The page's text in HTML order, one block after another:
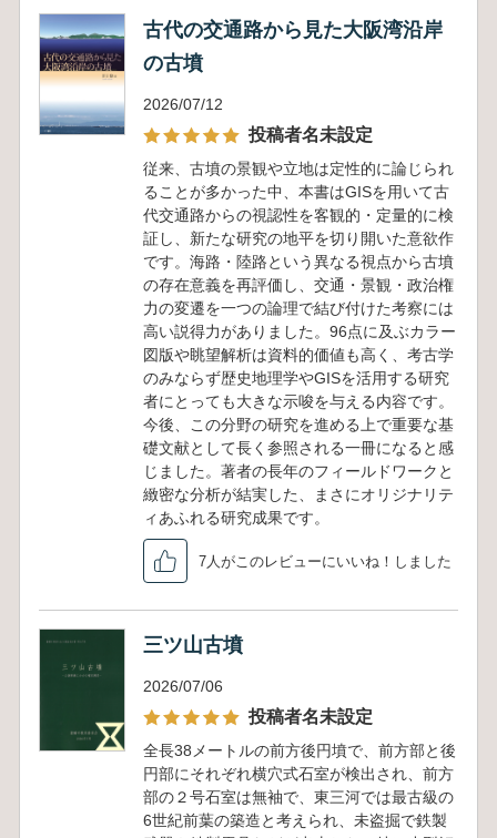
古代の交通路から見た大阪湾沿岸
の古墳
2026/07/12
投稿者名未設定
従来、古墳の景観や立地は定性的に論じられ
ることが多かった中、本書はGISを用いて古
代交通路からの視認性を客観的・定量的に検
証し、新たな研究の地平を切り開いた意欲作
です。海路・陸路という異なる視点から古墳
の存在意義を再評価し、交通・景観・政治権
力の変遷を一つの論理で結び付けた考察には
高い説得力がありました。96点に及ぶカラー
図版や眺望解析は資料的価値も高く、考古学
のみならず歴史地理学やGISを活用する研究
者にとっても大きな示唆を与える内容です。
今後、この分野の研究を進める上で重要な基
礎文献として長く参照される一冊になると感
じました。著者の長年のフィールドワークと
緻密な分析が結実した、まさにオリジナリテ
ィあふれる研究成果です。
7人がこのレビューにいいね！しました
三ツ山古墳
2026/07/06
投稿者名未設定
全長38メートルの前方後円墳で、前方部と後
円部にそれぞれ横穴式石室が検出され、前方
部の２号石室は無袖で、東三河では最古級の
6世紀前葉の築造と考えられ、未盗掘で鉄製